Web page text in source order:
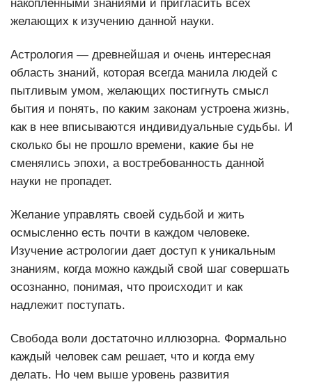
накопленными знаниями и пригласить всех
желающих к изучению данной науки.
Астрология — древнейшая и очень интересная
область знаний, которая всегда манила людей с
пытливым умом, желающих постигнуть смысл
бытия и понять, по каким законам устроена жизнь,
как в нее вписываются индивидуальные судьбы. И
сколько бы не прошло времени, какие бы не
сменялись эпохи, а востребованность данной
науки не пропадет.
Желание управлять своей судьбой и жить
осмысленно есть почти в каждом человеке.
Изучение астрологии дает доступ к уникальным
знаниям, когда можно каждый свой шаг совершать
осознанно, понимая, что происходит и как
надлежит поступать.
Свобода воли достаточно иллюзорна. Формально
каждый человек сам решает, что и когда ему
делать. Но чем выше уровень развития